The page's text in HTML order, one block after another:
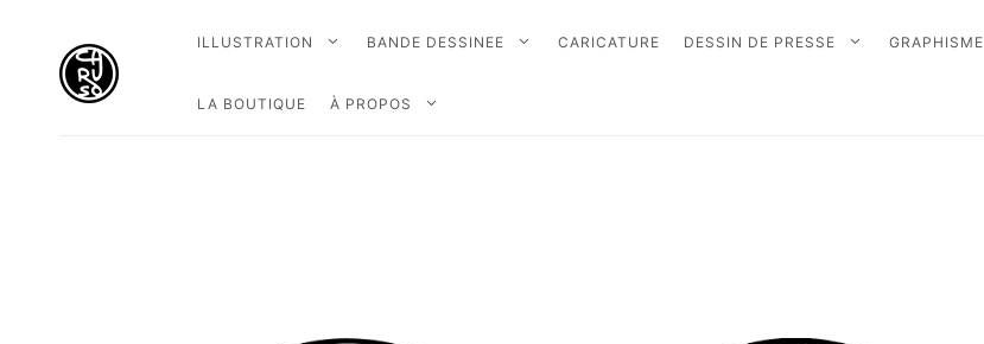
ILLUSTRATION BANDE DESSINEE CARICATURE DESSIN DE PRESSE GRAPHISME
LA BOUTIQUE À PROPOS